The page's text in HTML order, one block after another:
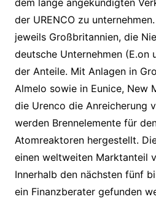
dem lange angekündigten
der URENCO zu
jeweils Großbritannien, die
deutsche Unternehmen (E.on
der Anteile. Mit Anlagen in
Almelo sowie in Eunice, New
die Urenco die Anreicherung
werden Brennelemente für
Atomreaktoren hergestellt.
einen weltweiten Marktanteil
Innerhalb den nächsten fünf
ein Finanzberater gefunden